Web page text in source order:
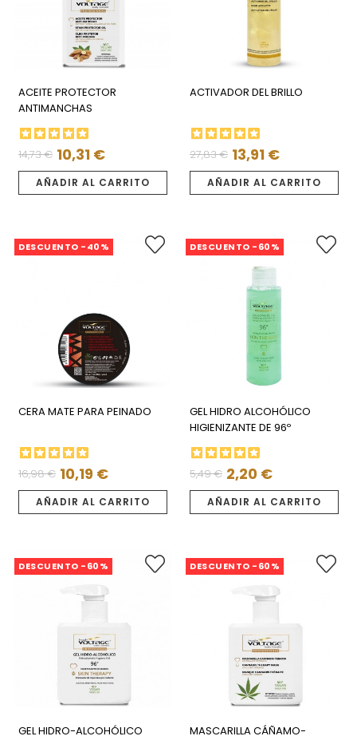
ACEITE PROTECTOR
ANTIMANCHAS
Precio
regular
14,73 €
Precio 10,31 €
AÑADIR AL CARRITO
ACTIVADOR DEL BRILLO
Precio
regular
27,83 €
Precio 13,91 €
AÑADIR AL CARRITO
DESCUENTO -40%
CERA MATE PARA PEINADO
Precio
regular
16,98 €
Precio 10,19 €
AÑADIR AL CARRITO
DESCUENTO -60%
GEL HIDRO ALCOHÓLICO
HIGIENIZANTE DE 96º
Precio
regular
5,49 €
Precio 2,20 €
AÑADIR AL CARRITO
DESCUENTO -60%
GEL HIDRO-ALCOHÓLICO
DESCUENTO -60%
MASCARILLA CÁÑAMO-